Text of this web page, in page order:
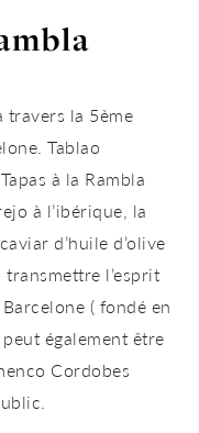
travers la 5ème
Tablao
à la Rambla
à l’ibérique, la
d’huile d’olive
l’esprit
( fondé en
également être
Cordobes